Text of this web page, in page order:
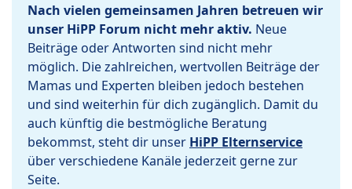
Nach vielen gemeinsamen Jahren betreuen wir
unser HiPP Forum nicht mehr aktiv. Neue
Beiträge oder Antworten sind nicht mehr
möglich. Die zahlreichen, wertvollen Beiträge der
Mamas und Experten bleiben jedoch bestehen
und sind weiterhin für dich zugänglich. Damit du
auch künftig die bestmögliche Beratung
bekommst, steht dir unser HiPP Elternservice
über verschiedene Kanäle jederzeit gerne zur
Seite.